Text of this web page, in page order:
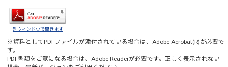
別ウィンドウで開きます
※資料としてPDFファイルが添付されている場合は、 Adobe Acrobat(R)が必要で
す。
PDF書類をご覧になる場合は、 Adobe Readerが必要です。正しく表示されない